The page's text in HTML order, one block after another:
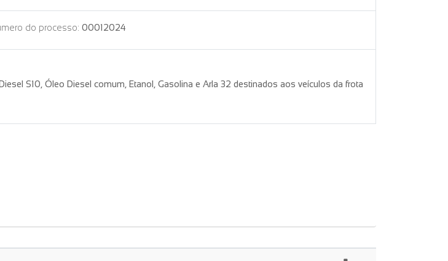
do processo: 00012024
S10, Óleo Diesel comum, Etanol, Gasolina e Arla 32 destinados aos veículos da frota